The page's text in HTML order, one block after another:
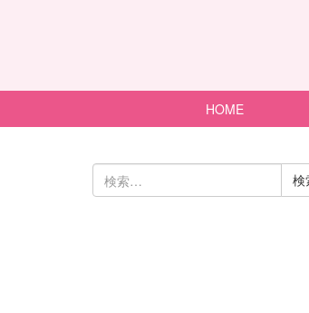
HOME
検
索: